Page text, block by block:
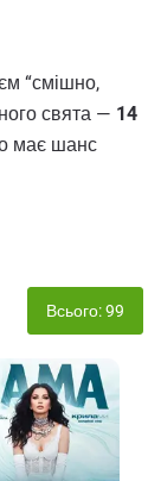
“смішно,
свята — 14
має шанс
Всього: 99